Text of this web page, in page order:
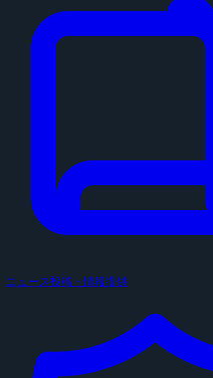
ニュース投稿・情報提供